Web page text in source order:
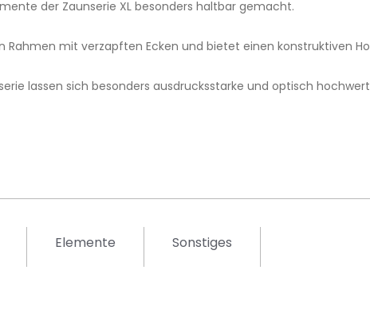
der Zaunserie XL besonders haltbar gemacht.
Rahmen mit verzapften Ecken und bietet einen konstruktiven
lassen sich besonders ausdrucksstarke und optisch
Elemente Sonstiges